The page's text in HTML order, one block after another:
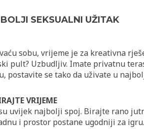
SEKSUALNI UŽITAK
sobu, vrijeme je za kreativna
pult? Uzbudljiv. Imate privatnu
postavite se tako da uživate u
VRIJEME
uvijek najbolji spoj. Birajte rano
i prostor postane ugodniji za igru.